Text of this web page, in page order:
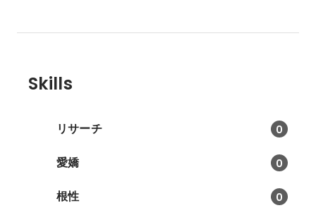
Skills
リサーチ 0
愛嬌 0
根性 0